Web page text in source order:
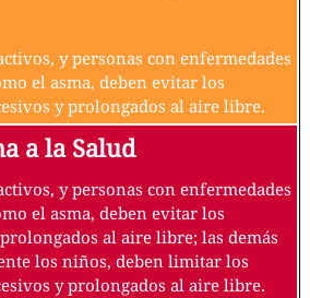
y personas con enfermedades
el asma, deben evitar los
y prolongados al aire libre.
a la Salud
y personas con enfermedades
el asma, deben evitar los
al aire libre; las demás
los niños, deben limitar los
y prolongados al aire libre.